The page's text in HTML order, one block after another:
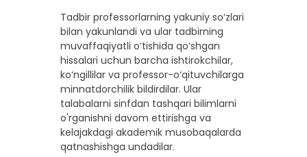
Tadbir professorlarning yakuniy so‘zlari
bilan yakunlandi va ular tadbirning
muvaffaqiyatli o‘tishida qo‘shgan
hissalari uchun barcha ishtirokchilar,
ko‘ngillilar va professor-o‘qituvchilarga
minnatdorchilik bildirdilar. Ular
talabalarni sinfdan tashqari bilimlarni
o'rganishni davom ettirishga va
kelajakdagi akademik musobaqalarda
qatnashishga undadilar.